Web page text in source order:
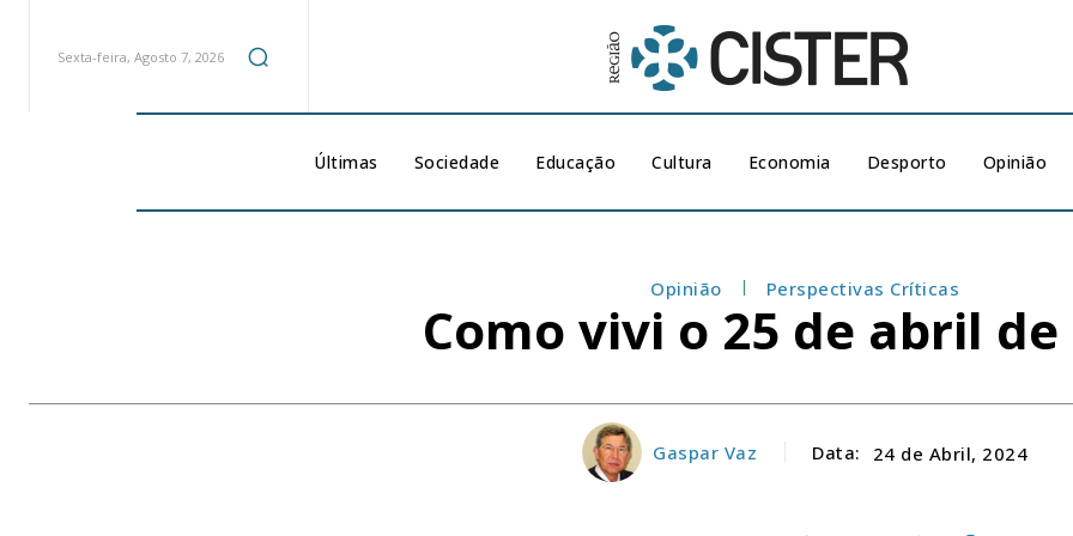
Sexta-feira, Agosto 7, 2026
Últimas Sociedade Educação Cultura Economia Desporto Opinião
Opinião Perspectivas Críticas
Como vivi o 25 de abril de
Gaspar Vaz Data: 24 de Abril, 2024